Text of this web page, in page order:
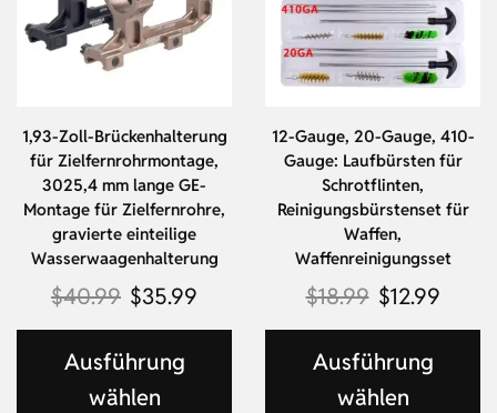
1,93-Zoll-Brückenhalterung
für Zielfernrohrmontage,
3025,4 mm lange GE-
Montage für Zielfernrohre,
gravierte einteilige
Wasserwaagenhalterung
$40.99 $35.99
Ausführung
wählen
12-Gauge, 20-Gauge, 410-
Gauge: Laufbürsten für
Schrotflinten,
Reinigungsbürstenset für
Waffen,
Waffenreinigungsset
$18.99 $12.99
Ausführung
wählen